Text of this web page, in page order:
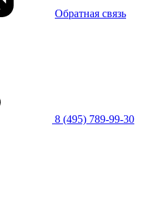
Обратная связь
8 (495) 789-99-30